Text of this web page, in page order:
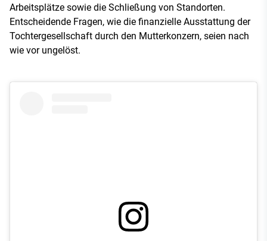
Arbeitsplätze sowie die Schließung von Standorten.
Entscheidende Fragen, wie die finanzielle Ausstattung der
Tochtergesellschaft durch den Mutterkonzern, seien nach
wie vor ungelöst.